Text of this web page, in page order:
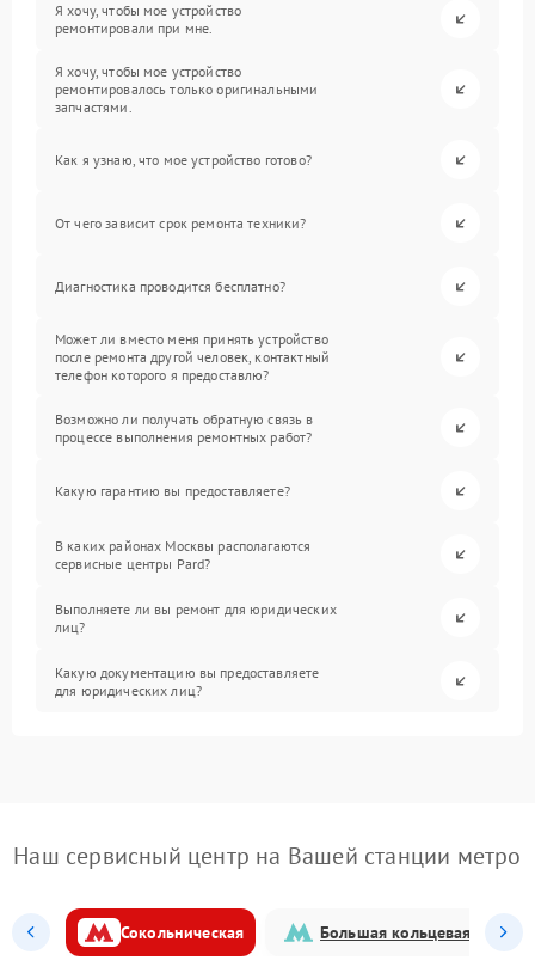
Я хочу, чтобы мое устройство
ремонтировали при мне.
Я хочу, чтобы мое устройство
ремонтировалось только оригинальными
запчастями.
Как я узнаю, что мое устройство готово?
От чего зависит срок ремонта техники?
Диагностика проводится бесплатно?
Может ли вместо меня принять устройство
после ремонта другой человек, контактный
телефон которого я предоставлю?
Возможно ли получать обратную связь в
процессе выполнения ремонтных работ?
Какую гарантию вы предоставляете?
В каких районах Москвы располагаются
сервисные центры Pard?
Выполняете ли вы ремонт для юридических
лиц?
Какую документацию вы предоставляете
для юридических лиц?
Наш сервисный центр на Вашей станции метро
Сокольническая Большая кольцевая